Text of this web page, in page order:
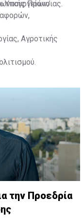
Υπουργείων/
Πρόνοιας.
Αγροτικής
την Προεδρία